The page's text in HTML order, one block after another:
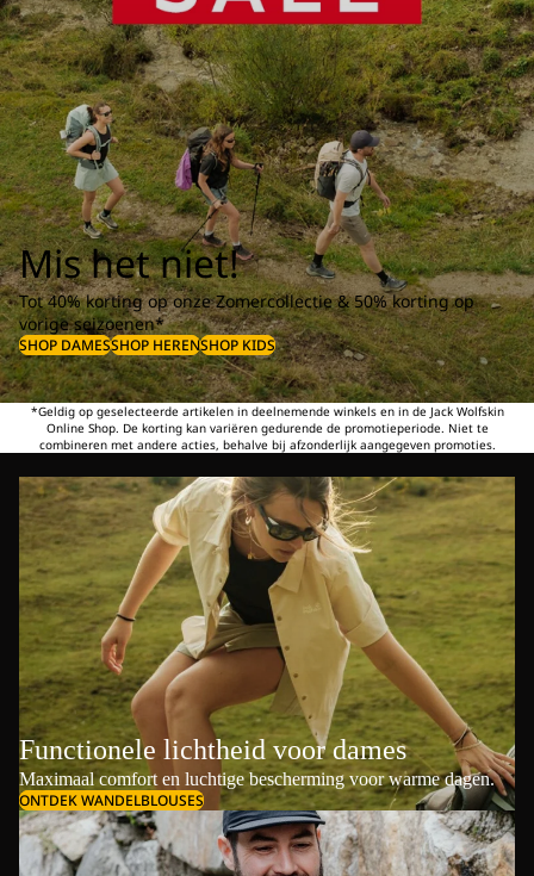
Mis het niet!
Tot 40% korting op onze Zomercollectie & 50% korting op
vorige seizoenen*
SHOP DAMESSHOP HERENSHOP KIDS
*Geldig op geselecteerde artikelen in deelnemende winkels en in de Jack Wolfskin
Online Shop. De korting kan variëren gedurende de promotieperiode. Niet te
combineren met andere acties, behalve bij afzonderlijk aangegeven promoties.
Functionele lichtheid voor dames
Maximaal comfort en luchtige bescherming voor warme dagen.
ONTDEK WANDELBLOUSES